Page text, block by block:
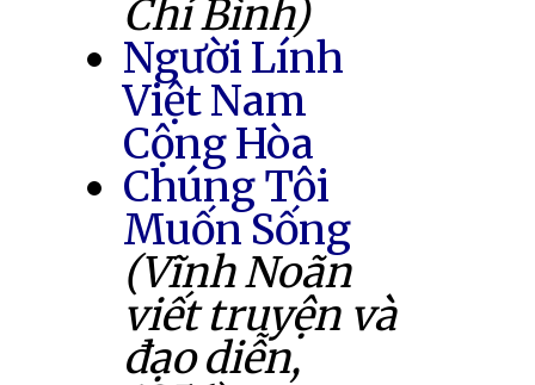
Chí Bình)
Người Lính
Việt Nam
Cộng Hòa
Chúng Tôi
Muốn Sống
(Vĩnh Noãn
viết truyện và
đạo diễn,